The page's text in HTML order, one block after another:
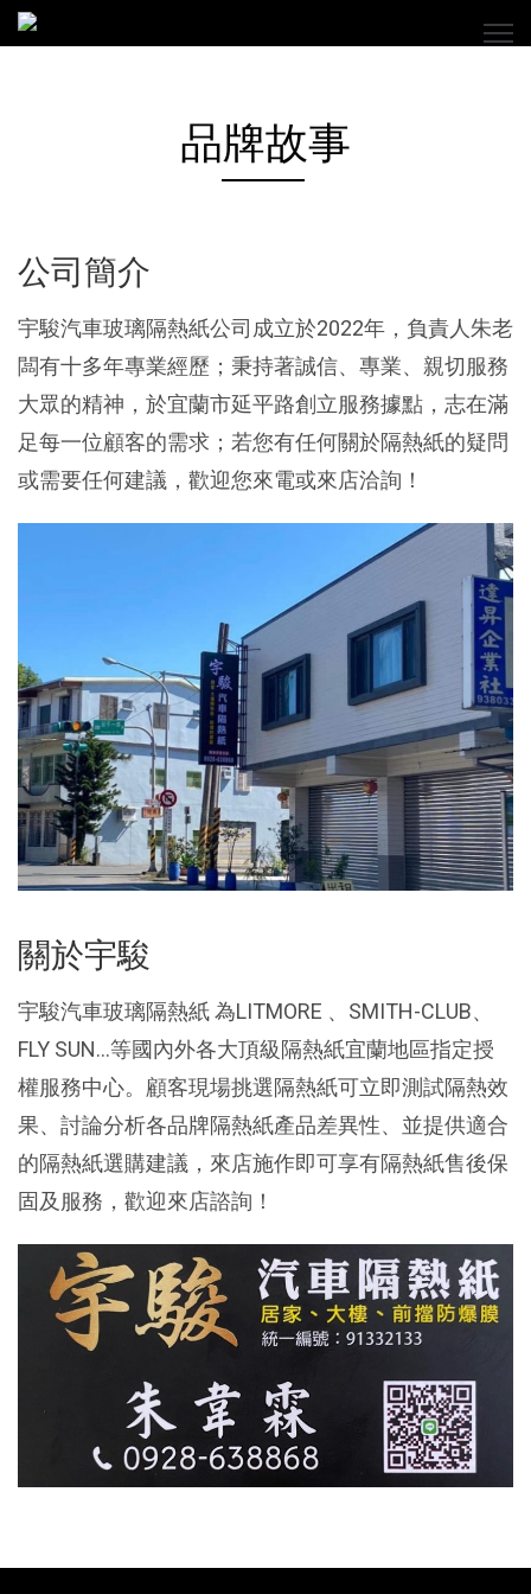
品牌故事
公司簡介
宇駿汽車玻璃隔熱紙公司成立於2022年，負責人朱老
闆有十多年專業經歷；秉持著誠信、專業、親切服務
大眾的精神，於宜蘭市延平路創立服務據點，志在滿
足每一位顧客的需求；若您有任何關於隔熱紙的疑問
或需要任何建議，歡迎您來電或來店洽詢！
關於宇駿
宇駿汽車玻璃隔熱紙 為LITMORE 、SMITH-CLUB、
FLY SUN...等國內外各大頂級隔熱紙宜蘭地區指定授
權服務中心。顧客現場挑選隔熱紙可立即測試隔熱效
果、討論分析各品牌隔熱紙產品差異性、並提供適合
的隔熱紙選購建議，來店施作即可享有隔熱紙售後保
固及服務，歡迎來店諮詢！